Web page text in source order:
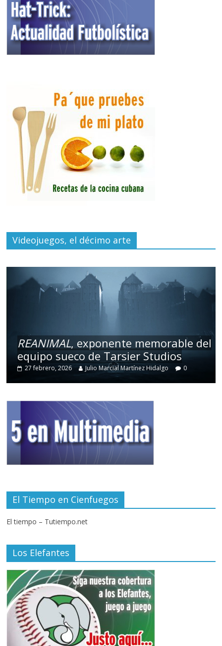
Videojuegos, el décimo arte
REANIMAL, exponente memorable del
equipo sueco de Tarsier Studios
27 febrero, 2026 Julio Marcial Martínez Hidalgo 0
El Tiempo en Cienfuegos
El tiempo – Tutiempo.net
Los Elefantes